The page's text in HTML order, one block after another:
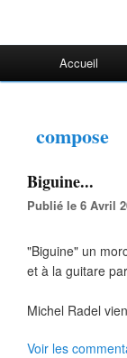
Accueil
compose
Biguine...
Publié le 6 Avril
"Biguine" un
et à la guitare
Michel Radel
Voir les